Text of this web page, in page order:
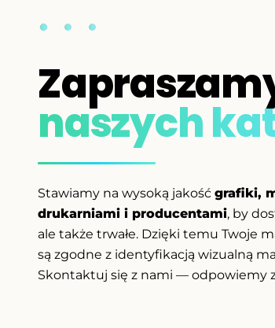
naszych
Stawiamy na wysoką jakość grafiki,
drukarniami i producentami, by
ale także trwałe. Dzięki temu Twoje
są zgodne z identyfikacją wizualną
Skontaktuj się z nami — odpowiemy